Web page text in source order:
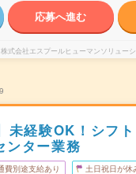
応募へ進む
株式会社エスプールヒューマンソリュー
未経験OK！シフ
ンター業務
費別途支給あり 土日祝日が休